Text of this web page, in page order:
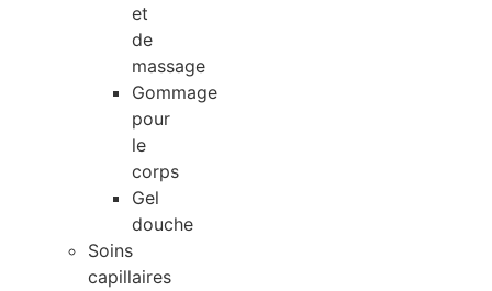
et
de
massage
Gommage
pour
le
corps
Gel
douche
Soins
capillaires